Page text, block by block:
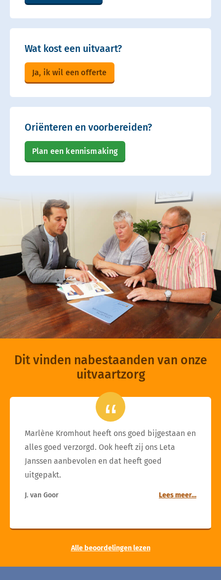
Wat kost een uitvaart?
Ja, ik wil een offerte
Oriënteren en voorbereiden?
Plan een kennismaking
Dit vinden nabestaanden van onze
uitvaartzorg
Marlène Kromhout heeft ons goed bijgestaan en
alles goed verzorgd. Ook heeft zij ons Leta
Janssen aanbevolen en dat heeft goed
uitgepakt.
J. van Goor Lees meer…
Alle beoordelingen lezen